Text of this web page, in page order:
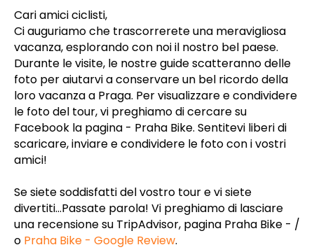
Cari amici ciclisti,
Ci auguriamo che trascorrerete una meravigliosa
vacanza, esplorando con noi il nostro bel paese.
Durante le visite, le nostre guide scatteranno delle
foto per aiutarvi a conservare un bel ricordo della
loro vacanza a Praga. Per visualizzare e condividere
le foto del tour, vi preghiamo di cercare su
Facebook la pagina - Praha Bike. Sentitevi liberi di
scaricare, inviare e condividere le foto con i vostri
amici!
Se siete soddisfatti del vostro tour e vi siete
divertiti...Passate parola! Vi preghiamo di lasciare
una recensione su TripAdvisor, pagina Praha Bike - /
o Praha Bike - Google Review.